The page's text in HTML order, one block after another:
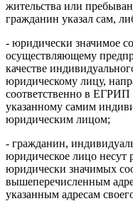
жительства или
гражданин указал сам,
- юридически значимое
осуществляющему
качестве
юридическому лицу,
соответственно в
указанному самим
юридическим лицом;
- гражданин,
юридическое лицо несут
юридически значимых
вышеперечисленным
указанным адресам